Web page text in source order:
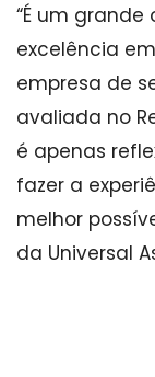
“É um
excelência
empresa de
avaliada no
é apenas
fazer a
melhor
da Universal